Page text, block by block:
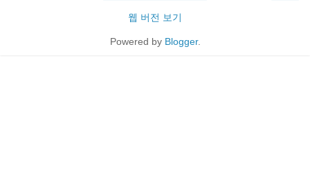
웹 버전 보기
Powered by Blogger.